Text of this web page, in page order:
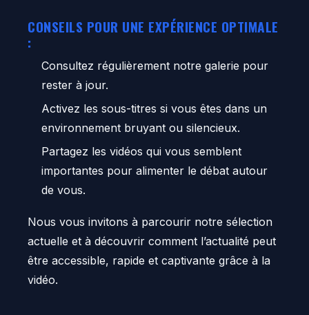
CONSEILS POUR UNE EXPÉRIENCE OPTIMALE
:
Consultez régulièrement notre galerie pour
rester à jour.
Activez les sous-titres si vous êtes dans un
environnement bruyant ou silencieux.
Partagez les vidéos qui vous semblent
importantes pour alimenter le débat autour
de vous.
Nous vous invitons à parcourir notre sélection
actuelle et à découvrir comment l’actualité peut
être accessible, rapide et captivante grâce à la
vidéo.